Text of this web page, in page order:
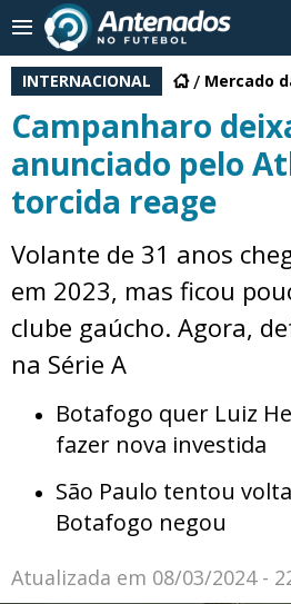
INTERNACIONAL Mercado
Campanharo
anunciado pelo
torcida reage
Volante de 31 anos
em 2023, mas ficou
clube gaúcho. Agora,
na Série A
Botafogo quer Luiz
fazer nova investida
São Paulo tentou
Botafogo negou
Atualizada em 08/03/2024 -